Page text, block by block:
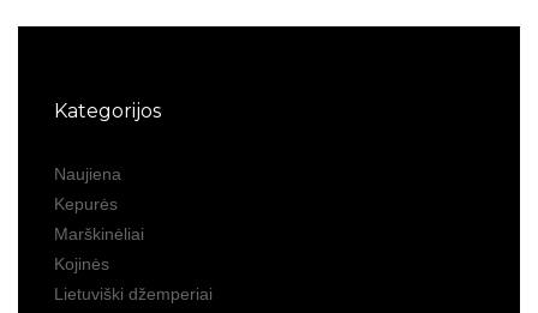
Kategorijos
Naujiena
Kepurės
Marškinėliai
Kojinės
Lietuviški džemperiai